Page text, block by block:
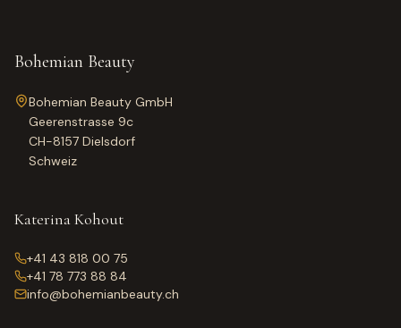
Bohemian Beauty
Bohemian Beauty GmbH
Geerenstrasse 9c
CH-8157 Dielsdorf
Schweiz
Katerina Kohout
+41 43 818 00 75
+41 78 773 88 84
info@bohemianbeauty.ch